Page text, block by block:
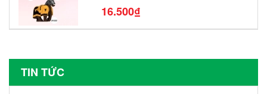
N1003 - N1005 Đồ Chơi Lắp Ráp Mô
16.500₫
TIN TỨC